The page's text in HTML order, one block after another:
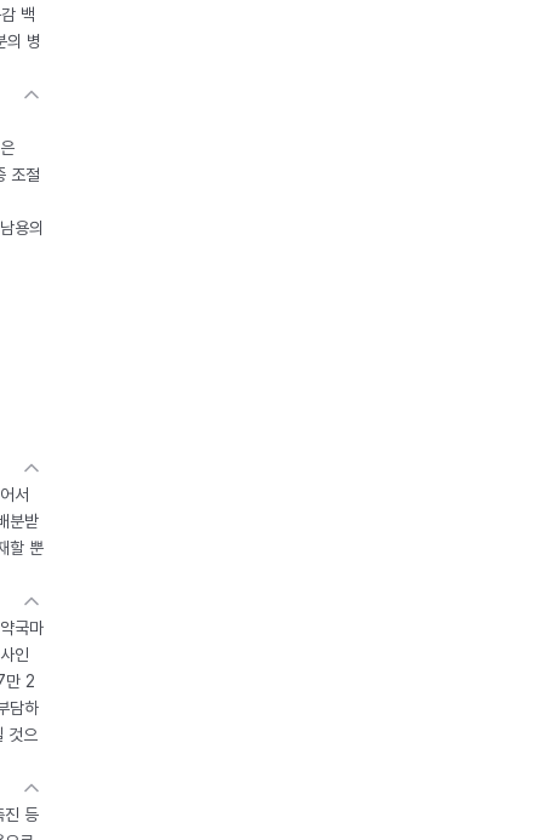
백
의 병
조절
용의
서
분받
할 뿐
국마
인
만 2
담하
것으
진 등